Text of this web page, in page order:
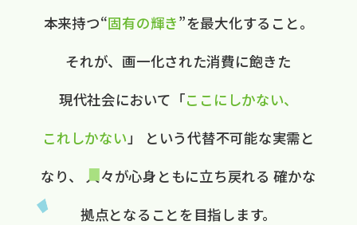
本来持つ“固有の​輝き”を​最大化する​こと。
それが、​画一化された​消費に​飽きた​
現代社会に​おいて ​「ここに​しかない、​
これしかない 」
と​いう​代替不可能な​実需と​
なり、
人々が​心身ともに​立ち戻れる 確かな​
拠点と​なる​ことを​目指します。​